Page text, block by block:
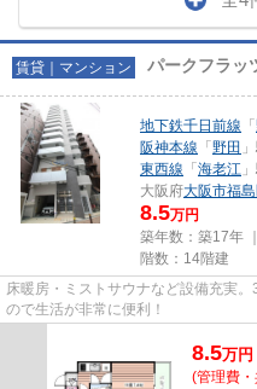
賃貸｜マンション パークフラッ
地下鉄千日前線 「
阪神本線 「 野田
東西線 「 海老江
大阪府大阪市福
8.5万円
築年数：築17年
階数：14階建
床暖房・ミストサウナなど設備充実
ので生活が非常に便利！
8.5万円
(管理費